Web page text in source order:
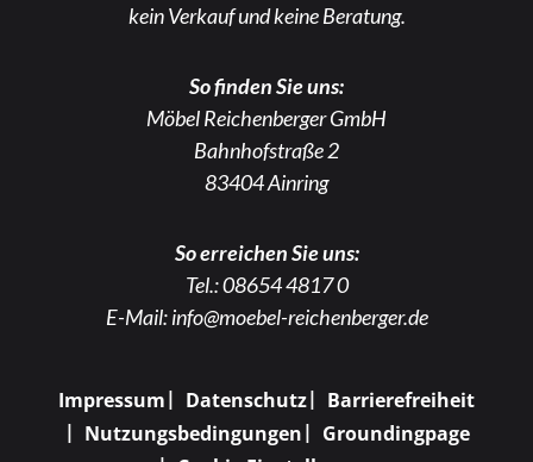
kein Verkauf und keine Beratung.
So finden Sie uns:
Möbel Reichenberger GmbH
Bahnhofstraße 2
83404 Ainring
So erreichen Sie uns:
Tel.:08654 4817 0
E-Mail:info@moebel-reichenberger.de
Impressum Datenschutz
Barrierefreiheit
Nutzungsbedingungen
Groundingpage